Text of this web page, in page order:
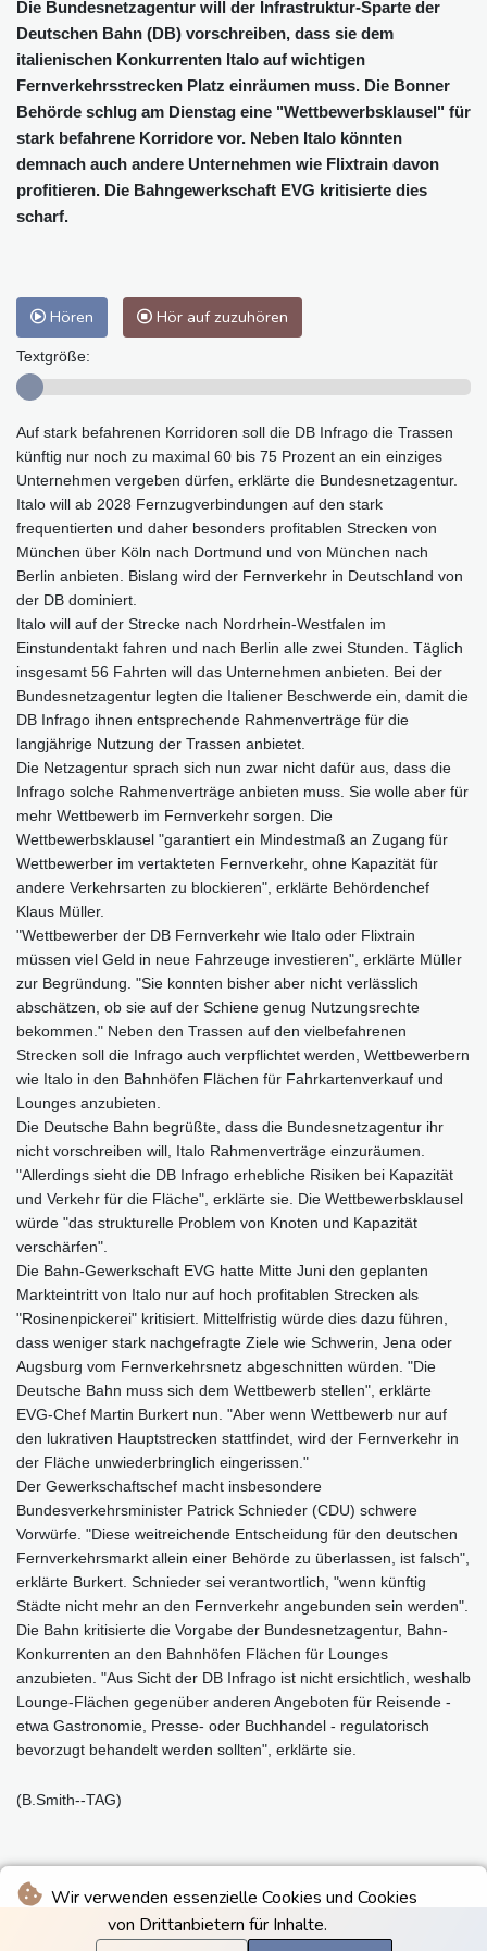
Wir verwenden essenzielle Cookies und Cookies
von Drittanbietern für Inhalte.
Die Bundesnetzagentur will der Infrastruktur-Sparte der
Deutschen Bahn (DB) vorschreiben, dass sie dem
italienischen Konkurrenten Italo auf wichtigen
Fernverkehrsstrecken Platz einräumen muss. Die Bonner
Behörde schlug am Dienstag eine "Wettbewerbsklausel" für
stark befahrene Korridore vor. Neben Italo könnten
demnach auch andere Unternehmen wie Flixtrain davon
profitieren. Die Bahngewerkschaft EVG kritisierte dies
scharf.
Hören Hör auf zuzuhören
Textgröße:
Auf stark befahrenen Korridoren soll die DB Infrago die Trassen
künftig nur noch zu maximal 60 bis 75 Prozent an ein einziges
Unternehmen vergeben dürfen, erklärte die Bundesnetzagentur.
Italo will ab 2028 Fernzugverbindungen auf den stark
frequentierten und daher besonders profitablen Strecken von
München über Köln nach Dortmund und von München nach
Berlin anbieten. Bislang wird der Fernverkehr in Deutschland von
der DB dominiert.
Italo will auf der Strecke nach Nordrhein-Westfalen im
Einstundentakt fahren und nach Berlin alle zwei Stunden. Täglich
insgesamt 56 Fahrten will das Unternehmen anbieten. Bei der
Bundesnetzagentur legten die Italiener Beschwerde ein, damit die
DB Infrago ihnen entsprechende Rahmenverträge für die
langjährige Nutzung der Trassen anbietet.
Die Netzagentur sprach sich nun zwar nicht dafür aus, dass die
Infrago solche Rahmenverträge anbieten muss. Sie wolle aber für
mehr Wettbewerb im Fernverkehr sorgen. Die
Wettbewerbsklausel "garantiert ein Mindestmaß an Zugang für
Wettbewerber im vertakteten Fernverkehr, ohne Kapazität für
andere Verkehrsarten zu blockieren", erklärte Behördenchef
Klaus Müller.
"Wettbewerber der DB Fernverkehr wie Italo oder Flixtrain
müssen viel Geld in neue Fahrzeuge investieren", erklärte Müller
zur Begründung. "Sie konnten bisher aber nicht verlässlich
abschätzen, ob sie auf der Schiene genug Nutzungsrechte
bekommen." Neben den Trassen auf den vielbefahrenen
Strecken soll die Infrago auch verpflichtet werden, Wettbewerbern
wie Italo in den Bahnhöfen Flächen für Fahrkartenverkauf und
Lounges anzubieten.
Die Deutsche Bahn begrüßte, dass die Bundesnetzagentur ihr
nicht vorschreiben will, Italo Rahmenverträge einzuräumen.
"Allerdings sieht die DB Infrago erhebliche Risiken bei Kapazität
und Verkehr für die Fläche", erklärte sie. Die Wettbewerbsklausel
würde "das strukturelle Problem von Knoten und Kapazität
verschärfen".
Die Bahn-Gewerkschaft EVG hatte Mitte Juni den geplanten
Markteintritt von Italo nur auf hoch profitablen Strecken als
"Rosinenpickerei" kritisiert. Mittelfristig würde dies dazu führen,
dass weniger stark nachgefragte Ziele wie Schwerin, Jena oder
Augsburg vom Fernverkehrsnetz abgeschnitten würden. "Die
Deutsche Bahn muss sich dem Wettbewerb stellen", erklärte
EVG-Chef Martin Burkert nun. "Aber wenn Wettbewerb nur auf
den lukrativen Hauptstrecken stattfindet, wird der Fernverkehr in
der Fläche unwiederbringlich eingerissen."
Der Gewerkschaftschef macht insbesondere
Bundesverkehrsminister Patrick Schnieder (CDU) schwere
Vorwürfe. "Diese weitreichende Entscheidung für den deutschen
Fernverkehrsmarkt allein einer Behörde zu überlassen, ist falsch",
erklärte Burkert. Schnieder sei verantwortlich, "wenn künftig
Städte nicht mehr an den Fernverkehr angebunden sein werden".
Die Bahn kritisierte die Vorgabe der Bundesnetzagentur, Bahn-
Konkurrenten an den Bahnhöfen Flächen für Lounges
anzubieten. "Aus Sicht der DB Infrago ist nicht ersichtlich, weshalb
Lounge-Flächen gegenüber anderen Angeboten für Reisende -
etwa Gastronomie, Presse- oder Buchhandel - regulatorisch
bevorzugt behandelt werden sollten", erklärte sie.
(B.Smith--TAG)